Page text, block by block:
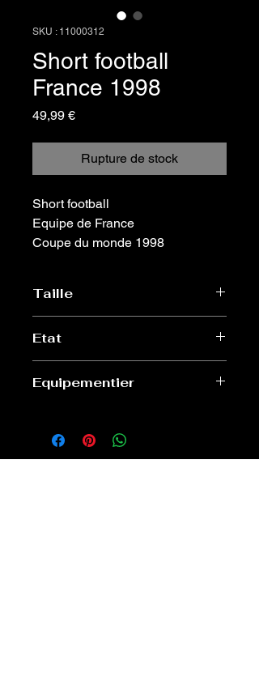
SKU : 11000312
Short football
France 1998
49,99 €Prix
Rupture de stock
Short football
Equipe de France
Coupe du monde 1998
Taille
Etat
Equipementier